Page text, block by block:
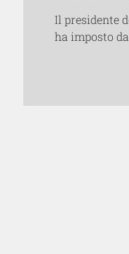
Il presidente
ha imposto